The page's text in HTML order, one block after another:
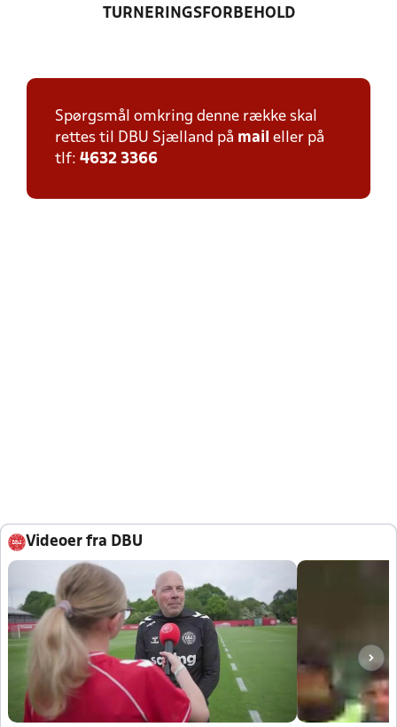
TURNERINGSFORBEHOLD
Spørgsmål omkring denne række skal
rettes til DBU Sjælland på mail eller på
tlf: 4632 3366
Videoer fra DBU